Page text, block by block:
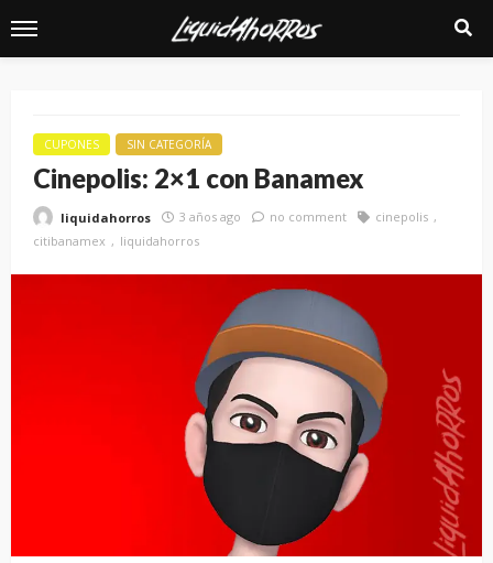
CUPONES SIN CATEGORÍA
Cinepolis: 2×1 con Banamex
liquidahorros 3 años ago no comment
cinepolis
citibanamex
liquidahorros